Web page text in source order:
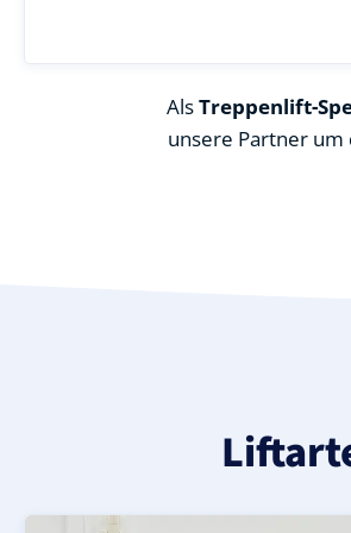
AlsTreppenlift-
unsere Partner um